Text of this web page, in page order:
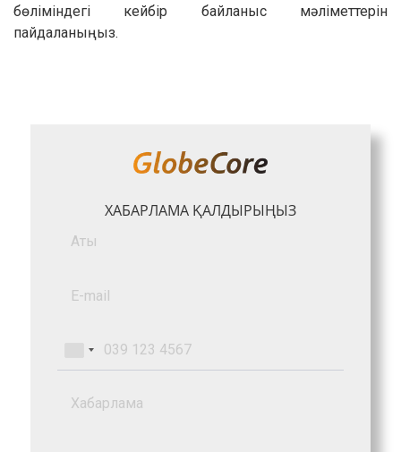
бөліміндегі кейбір байланыс мәліметтерін
пайдаланыңыз.
ХАБАРЛАМА ҚАЛДЫРЫҢЫЗ